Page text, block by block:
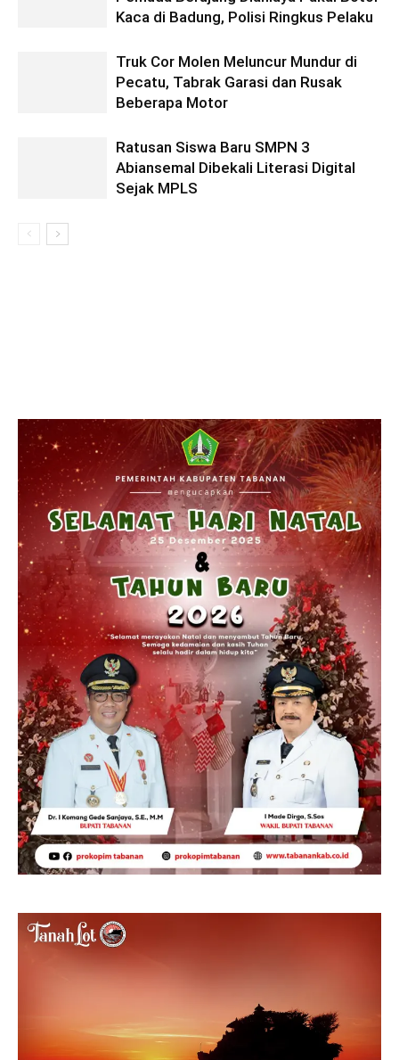
Kaca di Badung, Polisi Ringkus Pelaku
Truk Cor Molen Meluncur Mundur di
Pecatu, Tabrak Garasi dan Rusak
Beberapa Motor
Ratusan Siswa Baru SMPN 3
Abiansemal Dibekali Literasi Digital
Sejak MPLS